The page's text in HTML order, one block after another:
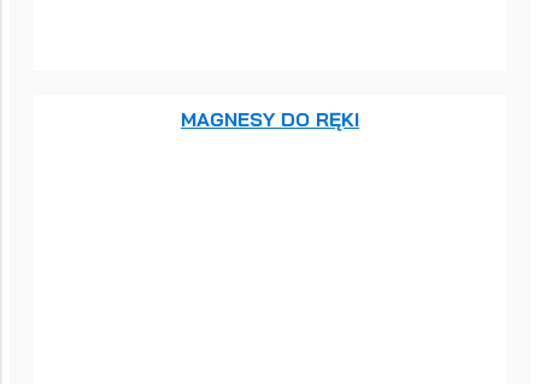
MAGNESY DO RĘKI